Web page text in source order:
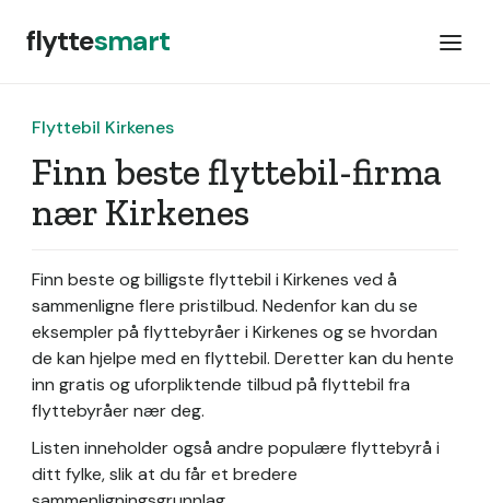
flyttesmart
Flyttebil Kirkenes
Finn beste flyttebil-firma
nær Kirkenes
Finn beste og billigste flyttebil i Kirkenes ved å
sammenligne flere pristilbud. Nedenfor kan du se
eksempler på flyttebyråer i Kirkenes og se hvordan
de kan hjelpe med en flyttebil. Deretter kan du hente
inn gratis og uforpliktende tilbud på flyttebil fra
flyttebyråer nær deg.
Listen inneholder også andre populære flyttebyrå i
ditt fylke, slik at du får et bredere